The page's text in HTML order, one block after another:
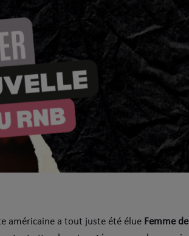
américaine a tout juste été élue Femme de